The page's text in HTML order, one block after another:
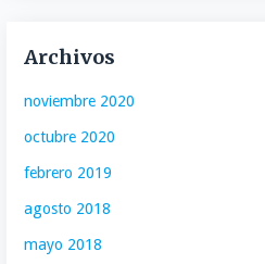
Archivos
noviembre 2020
octubre 2020
febrero 2019
agosto 2018
mayo 2018